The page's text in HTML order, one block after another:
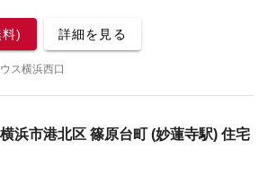
) 詳細を見る
ス横浜西口
横浜市港北区 篠原台町 (妙蓮寺駅) 住宅